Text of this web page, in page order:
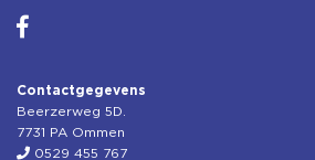
Contactgegevens
Beerzerweg 5D.
7731 PA Ommen
0529 455 767